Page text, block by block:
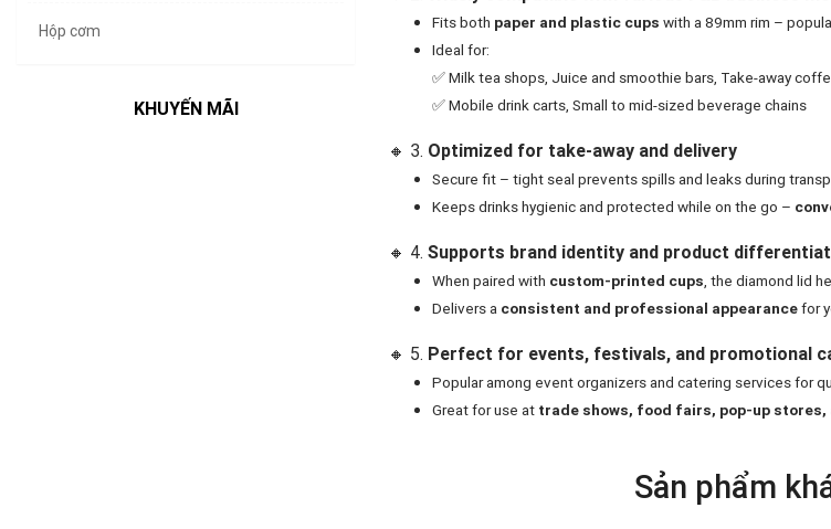
Fits both paper and plastic cups with a 89mm rim –
Ideal for:
✅ Milk tea shops, Juice and smoothie bars, Take-away
✅ Mobile drink carts, Small to mid-sized beverage chains
🔸 3. Optimized for take-away and delivery
Secure fit – tight seal prevents spills and leaks during
Keeps drinks hygienic and protected while on the go –
🔸 4. Supports brand identity and product
When paired with custom-printed cups, the diamond lid
Delivers a consistent and professional appearancefor
🔸 5. Perfect for events, festivals, and promotional
Popular among event organizers and catering services for
Great for use at trade shows, food fairs, pop-up
Hộp cơm
KHUYẾN MÃI
Sản phẩm